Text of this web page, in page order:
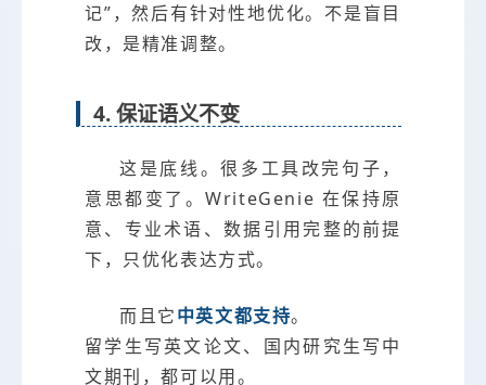
记”，然后有针对性地优化。不是盲目
改，是精准调整。
4. 保证语义不变
这是底线。很多工具改完句子，
意思都变了。WriteGenie 在保持原
意、专业术语、数据引用完整的前提
下，只优化表达方式。
而且它中英文都支持。
留学生写英文论文、国内研究生写中
文期刊，都可以用。